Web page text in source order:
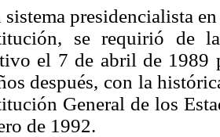
sistema presidencialista
se requirió de
el 7 de abril de 1989
después, con la
General de los
de 1992.